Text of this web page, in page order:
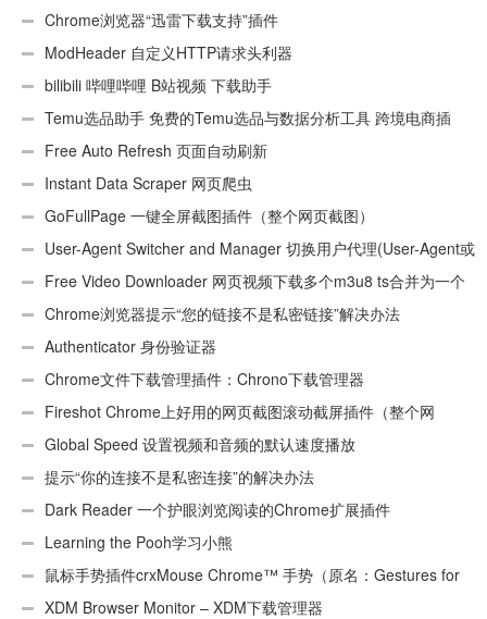
插件Chrome浏览器“迅雷下载支持”插件
ModHeader 自定义HTTP请求头利器
bilibili 哔哩哔哩 B站视频 下载助手
Temu选品助手 免费的Temu选品与数据分析工具 跨境电商插
件 Free Auto Refresh 页面自动刷新
Instant Data Scraper 网页爬虫
GoFullPage 一键全屏截图插件（整个网页截图）
User-Agent Switcher and Manager 切换用户代理(User-Agent或
UA)Free Video Downloader 网页视频下载多个m3u8 ts合并为一个
ts文件Chrome浏览器提示“您的链接不是私密链接”解决办法
Authenticator 身份验证器
Chrome文件下载管理插件：Chrono下载管理器
Fireshot Chrome上好用的网页截图滚动截屏插件（整个网
页）Global Speed 设置视频和音频的默认速度播放
提示“你的连接不是私密连接”的解决办法
Dark Reader 一个护眼浏览阅读的Chrome扩展插件
Learning the Pooh学习小熊
鼠标手势插件crxMouse Chrome™ 手势（原名：Gestures for
Chrome(TM)汉化版）
XDM Browser Monitor – XDM下载管理器